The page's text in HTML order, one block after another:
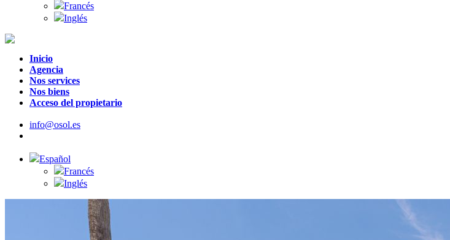
Francés
Inglés
Inicio
Agencia
Nos services
Nos biens
Acceso del propietario
info@osol.es
Español
Francés
Inglés